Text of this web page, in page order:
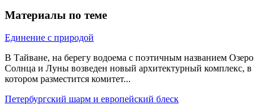
Материалы по теме
Единение с природой
В Тайване, на берегу водоема с поэтичным названием Озеро
Солнца и Луны возведен новый архитектурный комплекс, в
котором разместится комитет...
Петербургский шарм и европейский блеск